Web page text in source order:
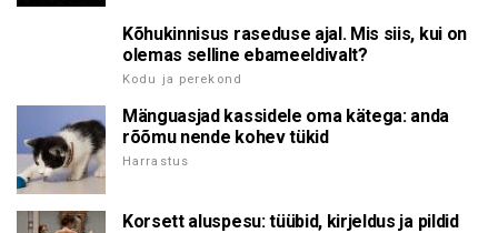
Kõhukinnisus raseduse ajal. Mis siis, kui on
olemas selline ebameeldivalt?
Kodu ja perekond
Mänguasjad kassidele oma kätega: anda
rõõmu nende kohev tükid
Harrastus
Korsett aluspesu: tüübid, kirjeldus ja pildid